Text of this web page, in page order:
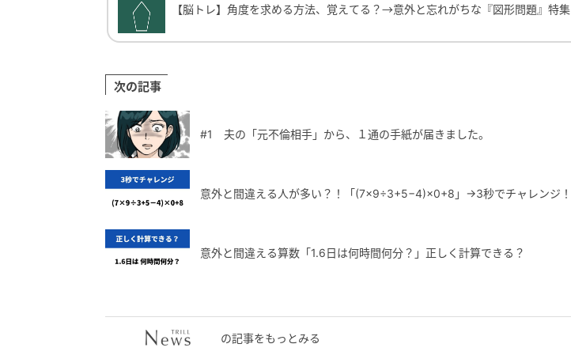
【脳トレ】角度を求める方法、覚えてる？→意外と忘れがちな『図形問題』特集
次の記事
#1 夫の「元不倫相手」から、１通の手紙が届きました。
意外と間違える人が多い？！「(7×9÷3+5−4)×0+8」→3秒でチャレンジ！
意外と間違える算数「1.6日は何時間何分？」正しく計算できる？
の記事をもっとみる